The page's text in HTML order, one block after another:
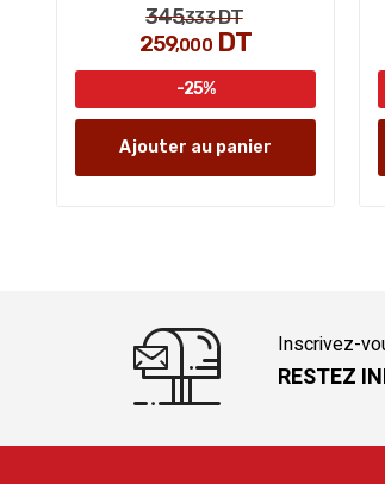
345,333DT
259,000DT
-25%
Ajouter au panier
Inscrivez-
RESTEZ